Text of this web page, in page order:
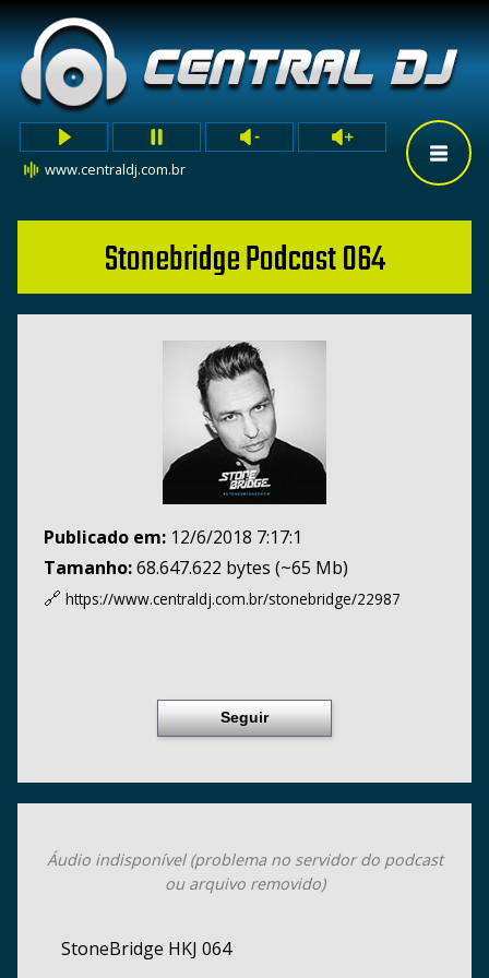
www.centraldj.com.br
Stonebridge Podcast 064
Publicado em: 12/6/2018 7:17:1
Tamanho:68.647.622 bytes (~65 Mb)
🔗 https://www.centraldj.com.br/stonebridge/22987
Seguir
Áudio indisponível (problema no servidor do podcast
ou arquivo removido)
StoneBridge HKJ 064